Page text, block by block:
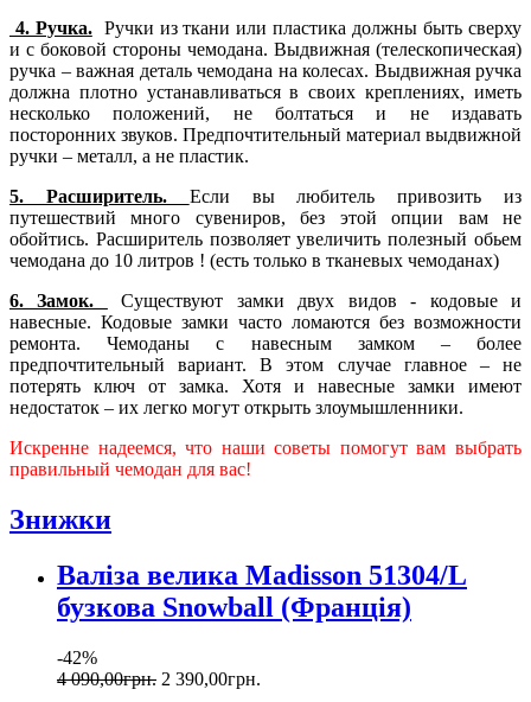
4. Ручка.Ручки из ткани или пластика должны быть сверху
и с боковой стороны чемодана. Выдвижная (телескопическая)
ручка – важная деталь чемодана на колесах. Выдвижная ручка
должна плотно устанавливаться в своих креплениях, иметь
несколько положений, не болтаться и не издавать
посторонних звуков. Предпочтительный материал выдвижной
ручки – металл, а не пластик.
5. Расширитель. Если вы любитель привозить из
путешествий много сувениров, без этой опции вам не
обойтись. Расширитель позволяет увеличить полезный обьем
чемодана до 10 литров ! (есть только в тканевых чемоданах)
6. Замок.
Существуют замки двух видов - кодовые и
навесные. Кодовые замки часто ломаются без возможности
ремонта. Чемоданы с навесным замком – более
предпочтительный вариант. В этом случае главное – не
потерять ключ от замка. Хотя и навесные замки имеют
недостаток – их легко могут открыть злоумышленники.
Искренне надеемся, что наши советы помогут вам выбрать
правильный чемодан для вас!
Знижки
Валіза велика Madisson 51304/L
бузкова Snowball (Франція)
-42%
4 090,00грн. 2 390,00грн.